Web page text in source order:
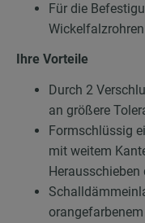
Für die
Wickelfalzrohren
Ihre Vorteile
Durch 2
an größere
Formschlüssig
mit weitem
Herausschieben